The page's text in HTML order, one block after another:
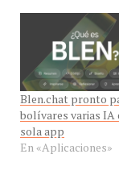
Blen.chat pronto
bolívares varias IA
sola app
En «Aplicaciones»